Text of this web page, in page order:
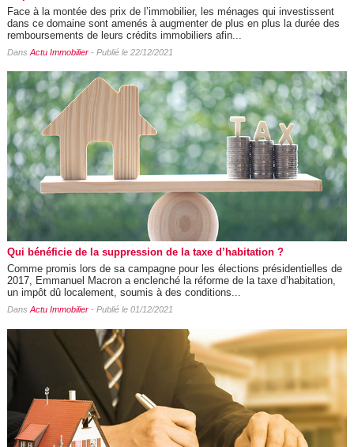
Face à la montée des prix de l’immobilier, les ménages qui investissent
dans ce domaine sont amenés à augmenter de plus en plus la durée des
remboursements de leurs crédits immobiliers afin...
Dans Actu Immobilier- Publié le 22/12/2021
Qui bénéficie de la suppression de la taxe d’habitation ?
Comme promis lors de sa campagne pour les élections présidentielles de
2017, Emmanuel Macron a enclenché la réforme de la taxe d’habitation,
un impôt dû localement, soumis à des conditions...
Dans Actu Immobilier- Publié le 01/12/2021